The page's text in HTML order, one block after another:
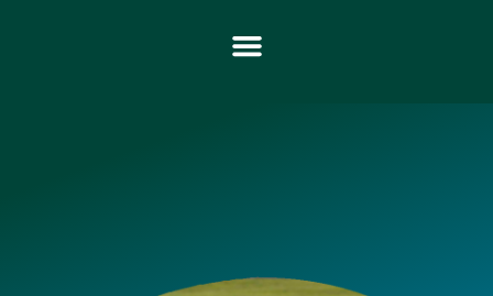
Calendario de torneos y eventos